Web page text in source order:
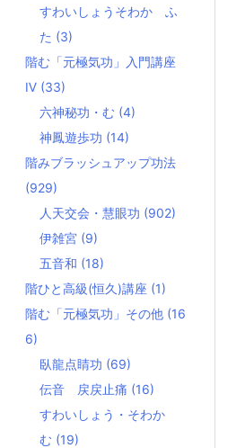
すわいしょうそわか ふ
た (3)
階む「元極気功」入門講座
Ⅳ (33)
六神秘功・む (4)
神鳳遊歩功 (14)
階みブラッシュアップ功法
(929)
人天交会・慧眼功 (902)
伊雑宮 (9)
五音和 (18)
階ひと高級(恒久)講座 (1)
階む「元極気功」その他 (16
6)
臥龍点睛功 (69)
伝音 戻戻止痛 (16)
すわいしょう・そわか
む (19)